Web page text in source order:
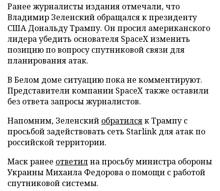
Ранее журналисты издания отмечали, что
Владимир Зеленский обращался к президенту
США Дональду Трампу. Он просил американского
лидера убедить основателя SpaceX изменить
позицию по вопросу спутниковой связи для
планирования атак.
В Белом доме ситуацию пока не комментируют.
Представители компании SpaceX также оставили
без ответа запросы журналистов.
Напомним, Зеленский обратилсяк Трампу с
просьбой задействовать сеть Starlink для атак по
российской территории.
Маск ранее ответилна просьбу министра обороны
Украины Михаила Федорова о помощи с работой
спутниковой системы.